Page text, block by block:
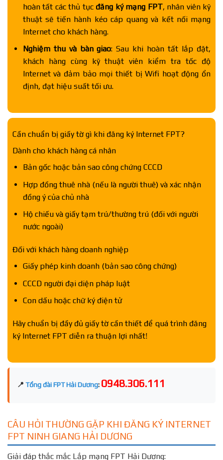
hoàn tất các thủ tục đăng ký mạng FPT, nhân viên kỹ
thuật sẽ tiến hành kéo cáp quang và kết nối mạng
Internet cho khách hàng.
Nghiệm thu và bàn giao: Sau khi hoàn tất lắp đặt,
khách hàng cùng kỹ thuật viên kiểm tra tốc độ
Internet và đảm bảo mọi thiết bị Wifi hoạt động ổn
định, đạt hiệu suất tối ưu.
Cần chuẩn bị giấy tờ gì khi đăng ký Internet FPT?
Dành cho khách hàng cá nhân
Bản gốc hoặc bản sao công chứng CCCD
Hợp đồng thuê nhà (nếu là người thuê) và xác nhận
đồng ý của chủ nhà
Hộ chiếu và giấy tạm trú/thường trú (đối với người
nước ngoài)
Đối với khách hàng doanh nghiệp
Giấy phép kinh doanh (bản sao công chứng)
CCCD người đại diện pháp luật
Con dấu hoặc chữ ký điện tử
Hãy chuẩn bị đầy đủ giấy tờ cần thiết để quá trình đăng
ký Internet FPT diễn ra thuận lợi nhất!
📍 Tổng đài FPT Hải Dương: 0948.306.111
CÂU HỎI THƯỜNG GẶP KHI ĐĂNG KÝ INTERNET
FPT NINH GIANG HẢI DƯƠNG
Giải đáp thắc mắc Lắp mạng FPT Hải Dương: